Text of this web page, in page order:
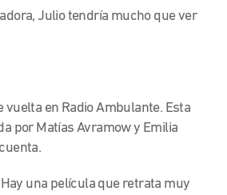
Julio tendría mucho que ver
vuelta en Radio Ambulante. Esta
por Matías Avramow y Emilia
Hay una película que retrata muy